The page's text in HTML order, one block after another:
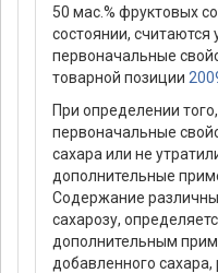
50 мас.% фруктовых
состоянии,
первоначальные
товарной позиции
При определении
первоначальные
сахара или не
дополнительные
Содержание
сахарозу,
дополнительным
добавленного сахара,